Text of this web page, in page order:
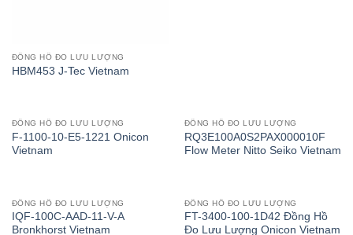
ĐỒNG HỒ ĐO LƯU LƯỢNG
HBM453 J-Tec Vietnam
ĐỒNG HỒ ĐO LƯU LƯỢNG
F-1100-10-E5-1221 Onicon
Vietnam
ĐỒNG HỒ ĐO LƯU LƯỢNG
RQ3E100A0S2PAX000010F
Flow Meter Nitto Seiko Vietnam
ĐỒNG HỒ ĐO LƯU LƯỢNG
IQF-100C-AAD-11-V-A
Bronkhorst Vietnam
ĐỒNG HỒ ĐO LƯU LƯỢNG
FT-3400-100-1D42 Đồng Hồ
Đo Lưu Lượng Onicon Vietnam